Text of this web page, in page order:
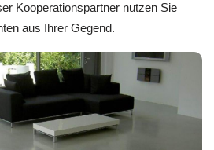
Kooperationspartner nutzen Sie
aus Ihrer Gegend.